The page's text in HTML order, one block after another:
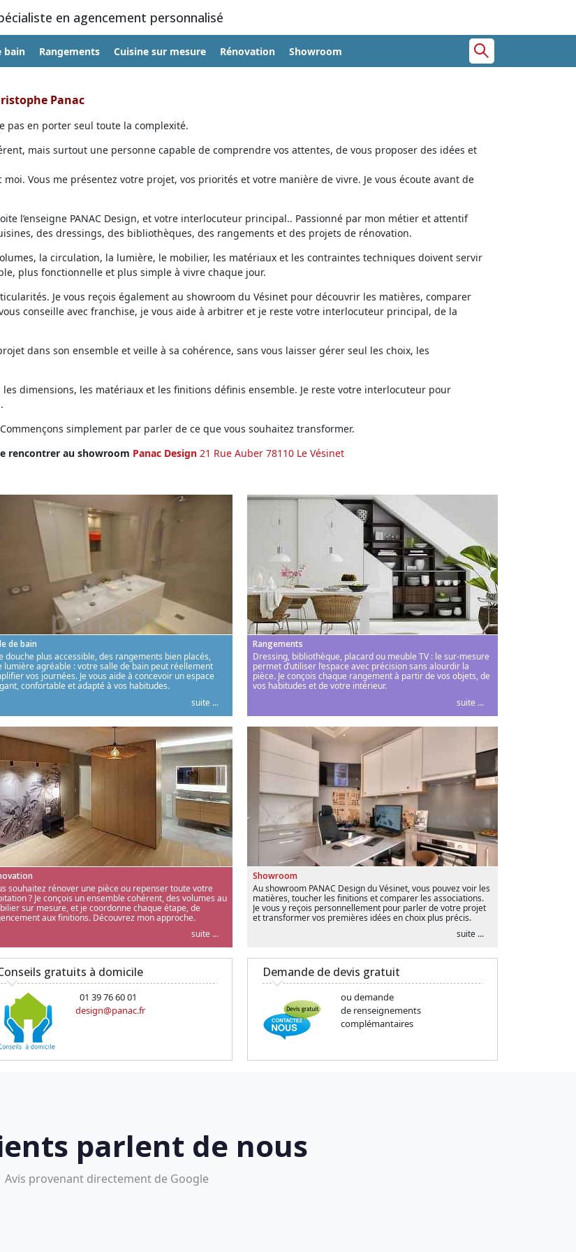
en agencement personnalisé
bain Rangements Cuisine sur mesure Rénovation Showroom
Panac
pas en porter seul toute la complexité.
mais surtout une personne capable de comprendre vos attentes, de vous proposer des idées et
Vous me présentez votre projet, vos priorités et votre manière de vivre. Je vous écoute avant de
l’enseigne PANAC Design, et votre interlocuteur principal.. Passionné par mon métier et attentif
des dressings, des bibliothèques, des rangements et des projets de rénovation.
la circulation, la lumière, le mobilier, les matériaux et les contraintes techniques doivent servir
plus fonctionnelle et plus simple à vivre chaque jour.
Je vous reçois également au showroom du Vésinet pour découvrir les matières, comparer
conseille avec franchise, je vous aide à arbitrer et je reste votre interlocuteur principal, de la
dans son ensemble et veille à sa cohérence, sans vous laisser gérer seul les choix, les
dimensions, les matériaux et les finitions définis ensemble. Je reste votre interlocuteur pour
simplement par parler de ce que vous souhaitez transformer.
rencontrer au showroom Panac Design 21 Rue Auber 78110 Le Vésinet
de bain
douche plus accessible, des rangements bien placés,
lumière agréable : votre salle de bain peut réellement
vos journées. Je vous aide à concevoir un espace
confortable et adapté à vos habitudes.
suite ...
Rangements
Dressing, bibliothèque, placard ou meuble TV : le sur-mesure
permet d’utiliser l’espace avec précision sans alourdir la
pièce. Je conçois chaque rangement à partir de vos objets, de
vos habitudes et de votre intérieur.
suite ...
souhaitez rénover une pièce ou repenser toute votre
? Je conçois un ensemble cohérent, des volumes au
sur mesure, et je coordonne chaque étape, de
aux finitions. Découvrez mon approche.
suite ...
Showroom
Au showroom PANAC Design du Vésinet, vous pouvez voir les
matières, toucher les finitions et comparer les associations.
Je vous y reçois personnellement pour parler de votre projet
et transformer vos premières idées en choix plus précis.
suite ...
gratuits à domicile
01 39 76 60 01
design@panac.fr
Demande de devis gratuit
ou demande
de renseignements
complémantaires
parlent de nous
Avis provenant directement de Google